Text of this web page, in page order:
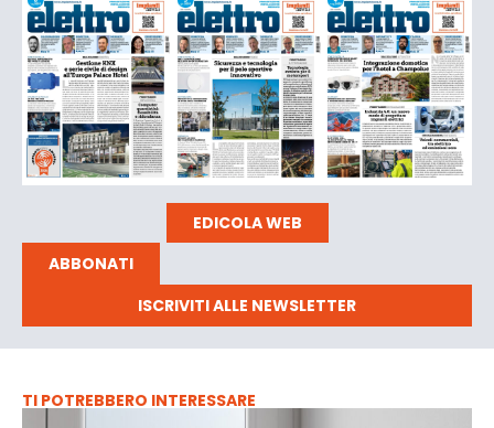
EDICOLA WEB
ABBONATI
ISCRIVITI ALLE NEWSLETTER
TI POTREBBERO INTERESSARE